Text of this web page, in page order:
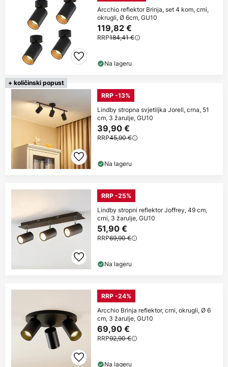
Arcchio reflektor Brinja, set 4 kom, crni,
okrugli, Ø 6cm, GU10
119,82 €
RRP184,41 €
Na lageru
+ količinski popust
RRP -13%
Lindby stropna svjetiljka Jorell, crna, 51
cm, 3 žarulje, GU10
39,90 €
RRP45,90 €
Na lageru
RRP -25%
Lindby stropni reflektor Joffrey, 49 cm,
crni, 3 žarulje, GU10
51,90 €
RRP69,90 €
Na lageru
RRP -24%
Arcchio Brinja reflektor, crni, okrugli, Ø 6
cm, 3 žarulje, GU10
69,90 €
RRP92,90 €
Na lageru